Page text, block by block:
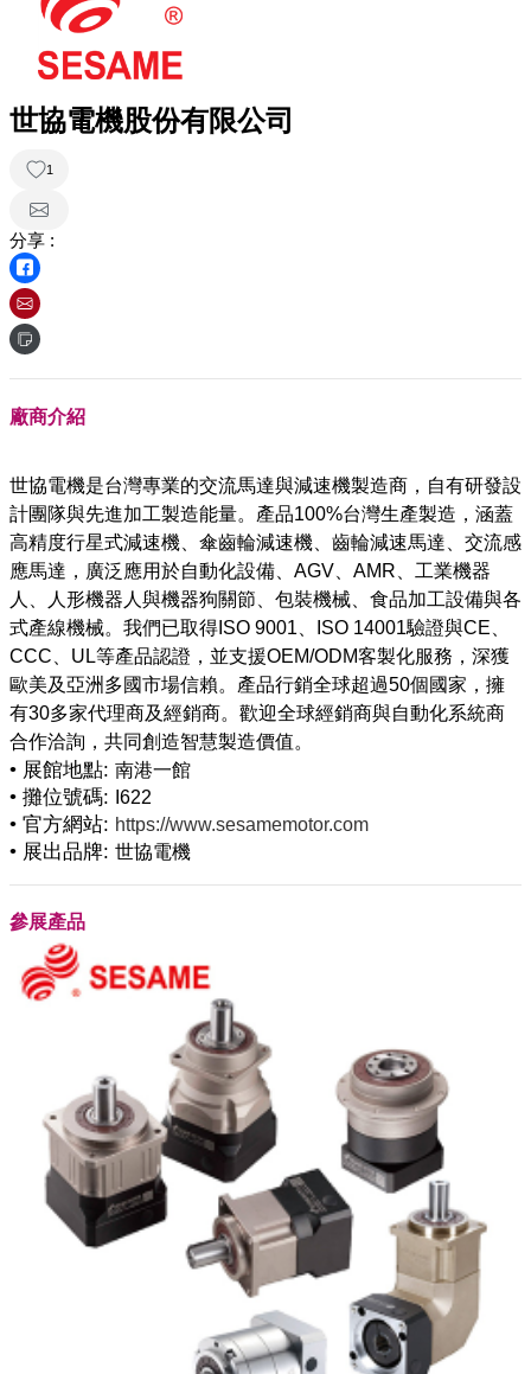
世協電機股份有限公司
1
分享 :
廠商介紹
世協電機是台灣專業的交流馬達與減速機製造商，自有研發設
計團隊與先進加工製造能量。產品100%台灣生產製造，涵蓋
高精度行星式減速機、傘齒輪減速機、齒輪減速馬達、交流感
應馬達，廣泛應用於自動化設備、AGV、AMR、工業機器
人、人形機器人與機器狗關節、包裝機械、食品加工設備與各
式產線機械。我們已取得ISO 9001、ISO 14001驗證與CE、
CCC、UL等產品認證，並支援OEM/ODM客製化服務，深獲
歐美及亞洲多國市場信賴。產品行銷全球超過50個國家，擁
有30多家代理商及經銷商。歡迎全球經銷商與自動化系統商
• 展館地點: 南港一館
• 攤位號碼: I622
• 官方網站: https://www.sesamemotor.com
• 展出品牌: 世協電機
參展產品